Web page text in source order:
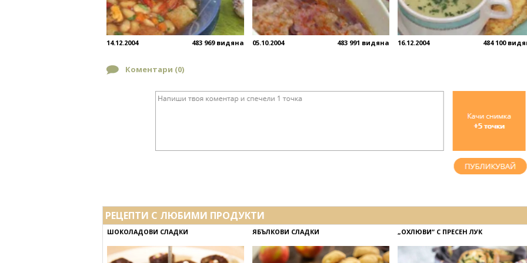
14.12.2004 483 969 видяна 05.10.2004 483 991 видяна 16.12.2004 484 100
Коментари (0)
РЕЦЕПТИ С ЛЮБИМИ ПРОДУКТИ
ШОКОЛАДОВИ СЛАДКИ ЯБЪЛКОВИ СЛАДКИ „ОХЛЮВИ“ С ПРЕСЕН ЛУК